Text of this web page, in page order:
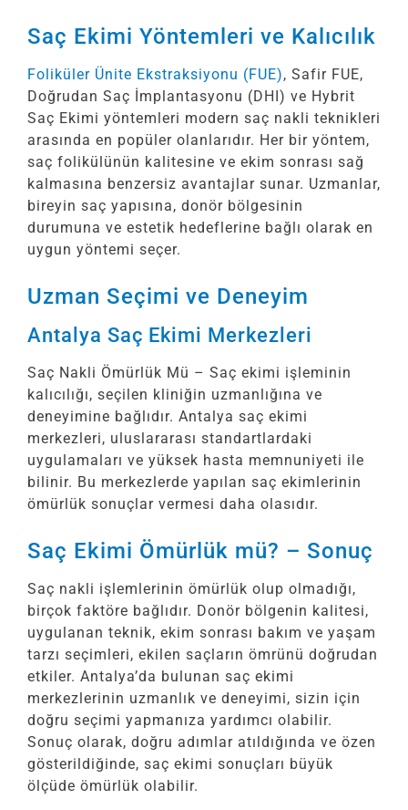
Saç Ekimi Yöntemleri ve Kalıcılık
Foliküler Ünite Ekstraksiyonu (FUE), Safir FUE,
Doğrudan Saç İmplantasyonu (DHI) ve Hybrit
Saç Ekimi yöntemleri modern saç nakli teknikleri
arasında en popüler olanlarıdır. Her bir yöntem,
saç folikülünün kalitesine ve ekim sonrası sağ
kalmasına benzersiz avantajlar sunar. Uzmanlar,
bireyin saç yapısına, donör bölgesinin
durumuna ve estetik hedeflerine bağlı olarak en
uygun yöntemi seçer.
Uzman Seçimi ve Deneyim
Antalya Saç Ekimi Merkezleri
Saç Nakli Ömürlük Mü – Saç ekimi işleminin
kalıcılığı, seçilen kliniğin uzmanlığına ve
deneyimine bağlıdır. Antalya saç ekimi
merkezleri, uluslararası standartlardaki
uygulamaları ve yüksek hasta memnuniyeti ile
bilinir. Bu merkezlerde yapılan saç ekimlerinin
ömürlük sonuçlar vermesi daha olasıdır.
Saç Ekimi Ömürlük mü? – Sonuç
Saç nakli işlemlerinin ömürlük olup olmadığı,
birçok faktöre bağlıdır. Donör bölgenin kalitesi,
uygulanan teknik, ekim sonrası bakım ve yaşam
tarzı seçimleri, ekilen saçların ömrünü doğrudan
etkiler. Antalya’da bulunan saç ekimi
merkezlerinin uzmanlık ve deneyimi, sizin için
doğru seçimi yapmanıza yardımcı olabilir.
Sonuç olarak, doğru adımlar atıldığında ve özen
gösterildiğinde, saç ekimi sonuçları büyük
ölçüde ömürlük olabilir.